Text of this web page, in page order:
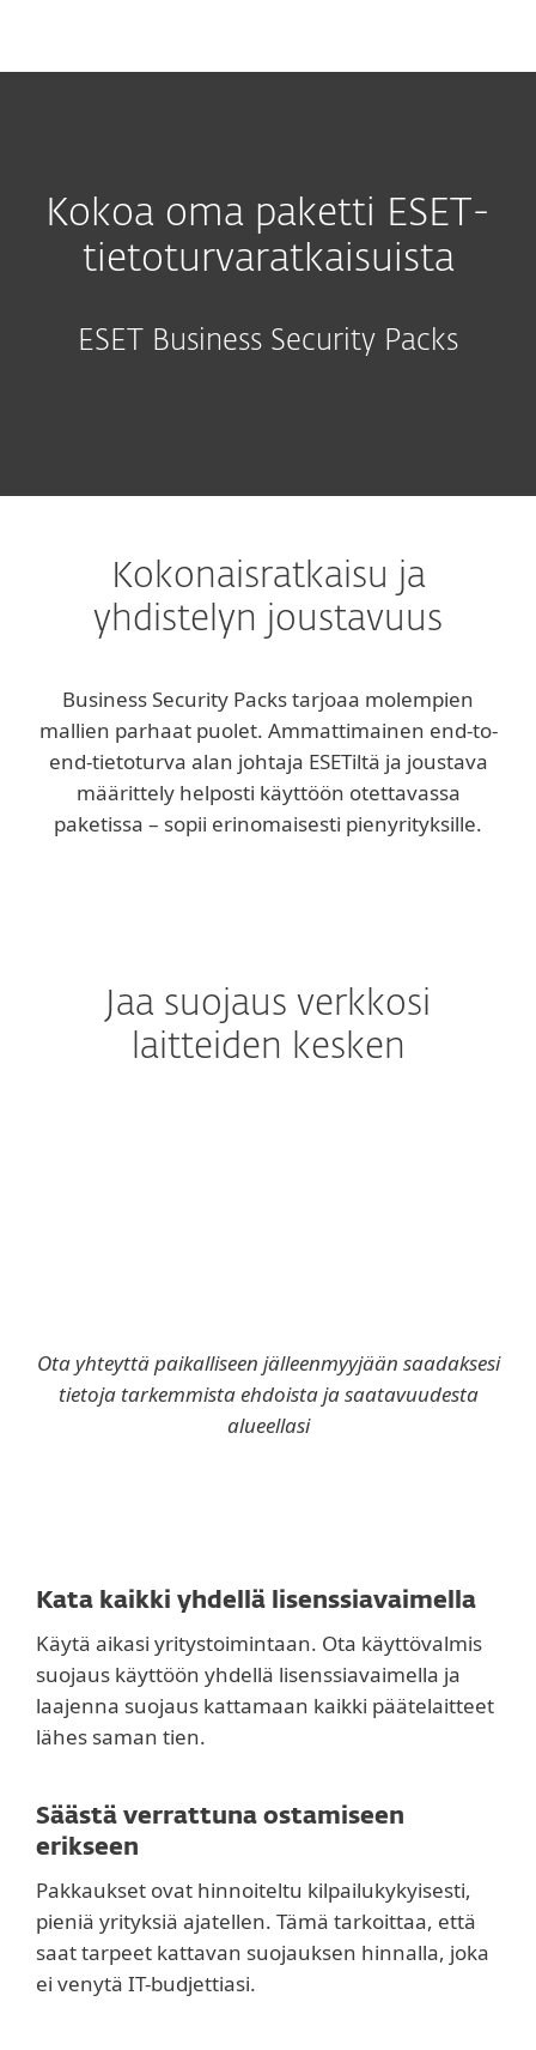
Kokoa oma paketti ESET-
tietoturvaratkaisuista
ESET Business Security Packs
Kokonaisratkaisu ja
yhdistelyn joustavuus
Business Security Packs tarjoaa molempien
mallien parhaat puolet. Ammattimainen end-to-
end-tietoturva alan johtaja ESETiltä ja joustava
määrittely helposti käyttöön otettavassa
paketissa – sopii erinomaisesti pienyrityksille.
Jaa suojaus verkkosi
laitteiden kesken
Ota yhteyttä paikalliseen jälleenmyyjään saadaksesi
tietoja tarkemmista ehdoista ja saatavuudesta
alueellasi
Kata kaikki yhdellä lisenssiavaimella
Käytä aikasi yritystoimintaan. Ota käyttövalmis
suojaus käyttöön yhdellä lisenssiavaimella ja
laajenna suojaus kattamaan kaikki päätelaitteet
lähes saman tien.
Säästä verrattuna ostamiseen
erikseen
Pakkaukset ovat hinnoiteltu kilpailukykyisesti,
pieniä yrityksiä ajatellen. Tämä tarkoittaa, että
saat tarpeet kattavan suojauksen hinnalla, joka
ei venytä IT-budjettiasi.